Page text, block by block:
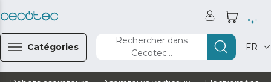
Catégories
Rechercher dans
Cecotec...
FR